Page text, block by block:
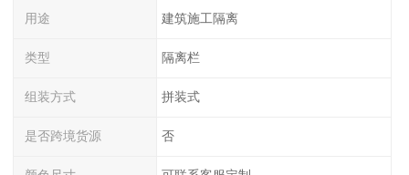
用途 建筑施工隔离
类型 隔离栏
组装方式 拼装式
是否跨境货源 否